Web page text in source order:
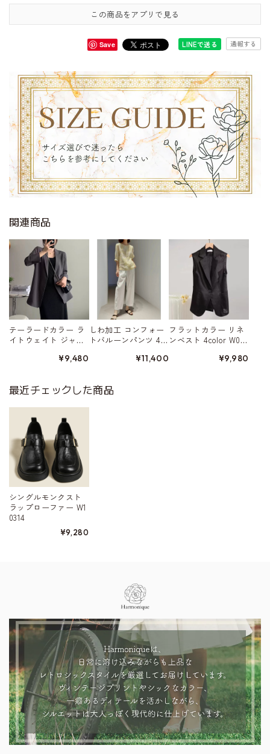
この商品をアプリで見る
Save LINEで送る 通報する
関連商品
テーラードカラー ラ
イトウェイト ジャ
¥9,480
しわ加工 コンフォー
トバルーンパンツ 4c
¥11,400
フラットカラー リネ
ンベスト 4color W015
¥9,980
最近チェックした商品
シングルモンクスト
ラップローファー W1
0314
¥9,280